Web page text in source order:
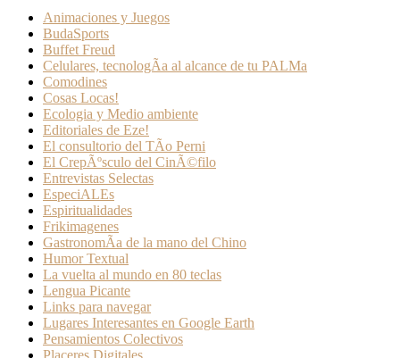
Animaciones y Juegos
BudaSports
Buffet Freud
Celulares, tecnologÃ­a al alcance de tu PALMa
Comodines
Cosas Locas!
Ecologia y Medio ambiente
Editoriales de Eze!
El consultorio del TÃ­o Perni
El CrepÃºsculo del CinÃ©filo
Entrevistas Selectas
EspeciALEs
Espiritualidades
Frikimagenes
GastronomÃ­a de la mano del Chino
Humor Textual
La vuelta al mundo en 80 teclas
Lengua Picante
Links para navegar
Lugares Interesantes en Google Earth
Pensamientos Colectivos